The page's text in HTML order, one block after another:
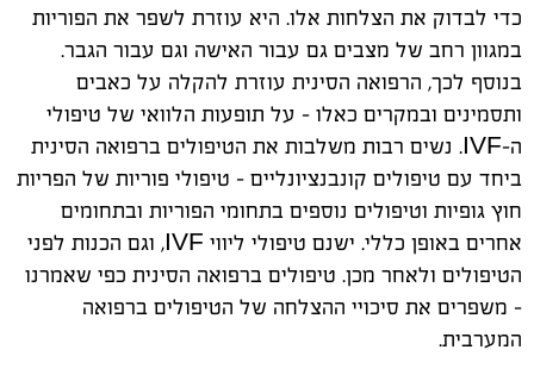
כדי לבדוק את הצלחות אלו. היא עוזרת לשפר את הפוריות
במגוון רחב של מצבים גם עבור האישה וגם עבור הגבר.
בנוסף לכך, הרפואה הסינית עוזרת להקלה על כאבים
ותסמינים ובמקרים כאלו – על תופעות הלוואי של טיפולי
ה-IVF . נשים רבות משלבות את הטיפולים ברפואה הסינית
ביחד עם טיפולים קונבנציונליים – טיפולי פוריות של הפריות
חוץ גופיות וטיפולים נוספים בתחומי הפוריות ובתחומים
אחרים באופן כללי. ישנם טיפולי ליווי IVF , וגם הכנות לפני
הטיפולים ולאחר מכן. טיפולים ברפואה הסינית כפי שאמרנו
– משפרים את סיכויי ההצלחה של הטיפולים ברפואה
המערבית.